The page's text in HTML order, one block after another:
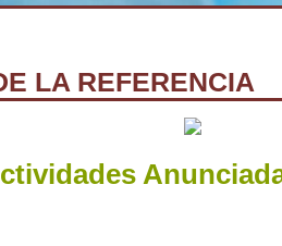
LA REFERENCIA